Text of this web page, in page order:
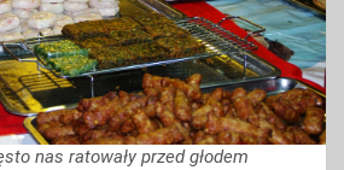
nas ratowały przed głodem